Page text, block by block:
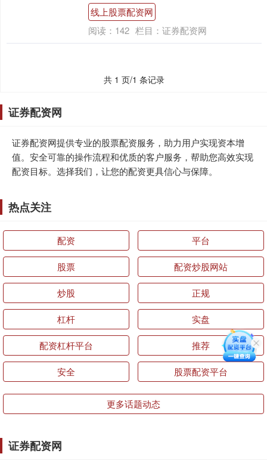
线上股票配资网
阅读： 142 栏目： 证券配资网
共 1 页/1 条记录
证券配资网
证券配资网提供专业的股票配资服务，助力用户实现资本增
值。安全可靠的操作流程和优质的客户服务，帮助您高效实现
配资目标。选择我们，让您的配资更具信心与保障。
热点关注
配资 平台
股票 配资炒股网站
炒股 正规
杠杆 实盘
配资杠杆平台 推荐
安全 股票配资平台
更多话题动态
证券配资网